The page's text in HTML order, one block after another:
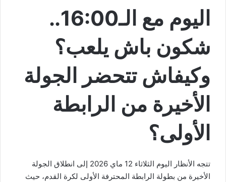
اليوم مع الـ16:00..
شكون باش يلعب؟
وكيفاش تتحضر الجولة
الأخيرة من الرابطة
الأولى؟
تتجه الأنظار اليوم الثلاثاء 12 ماي 2026 إلى انطلاق الجولة
الأخيرة من بطولة الرابطة المحترفة الأولى لكرة القدم، حيث